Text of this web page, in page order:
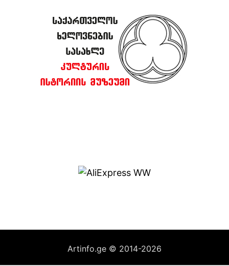
Artinfo.ge © 2014-2026